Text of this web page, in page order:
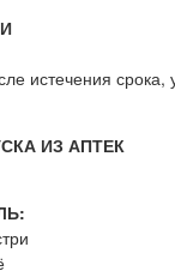
истечения срока,
ИЗ АПТЕК